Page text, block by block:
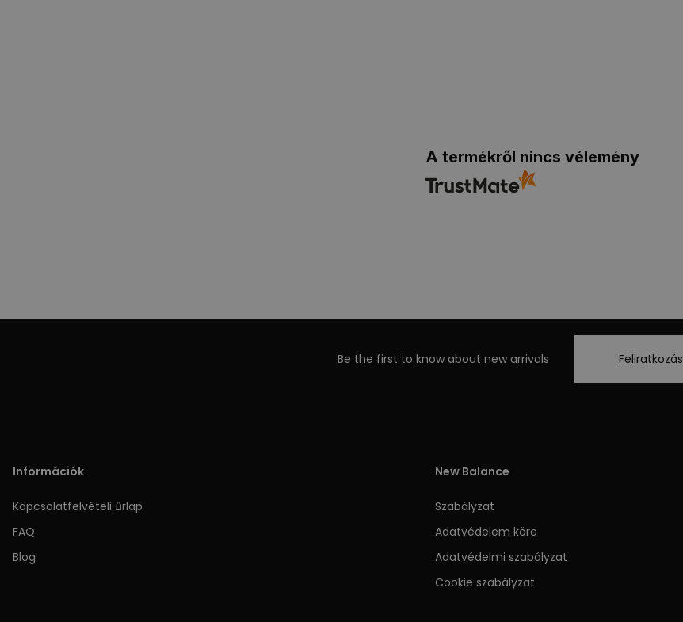
A termékről nincs vélemény
Be the first to know about new arrivals Feliratkozás
Információk
Kapcsolatfelvételi űrlap
FAQ
Blog
New Balance
Szabályzat
Adatvédelem köre
Adatvédelmi szabályzat
Cookie szabályzat